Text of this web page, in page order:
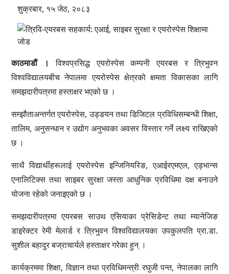
शुक्रबार, १५ जेठ, २०८३
काठमाडौं ।विश्वप्रसिद्ध एयरोस्पेस कम्पनी एयरबस र त्रिभुवन
विश्वविद्यालयबीच नेपालमा एयरोस्पेस क्षेत्रको क्षमता विकासका लागि
समझदारीपत्रमा हस्ताक्षर भएको छ ।
सम्झौताअन्तर्गत एयरोस्पेस, उड्डयन तथा डिजिटल प्रविधिसम्बन्धी शिक्षा,
तालिम, अनुसन्धान र उद्योग अनुभवका अवसर विस्तार गर्ने लक्ष्य राखिएको
छ ।
साथै विद्यार्थीहरूलाई एयरोस्पेस इन्जिनियरिङ, एआईरएमएल, एड्भान्स
एनालिटिक्स तथा साइबर सुरक्षा जस्ता आधुनिक प्रविधिमा दक्ष बनाउने
योजना रहेको जनाइएको छ ।
समझदारीपत्रमा एयरबस साउथ एसियाका प्रेसिडेन्ट तथा म्यानेजिङ
डाइरेक्टर रेमी मेलार्ड र त्रिभुवन विश्वविद्यालयका उपकुलपति प्रा.डा.
सुशील बहादुर बज्राचार्यले हस्ताक्षर गरेका हुन् ।
कार्यक्रममा शिक्षा, विज्ञान तथा प्रविधिमन्त्री रघुजी पन्त, नेपालका लागि